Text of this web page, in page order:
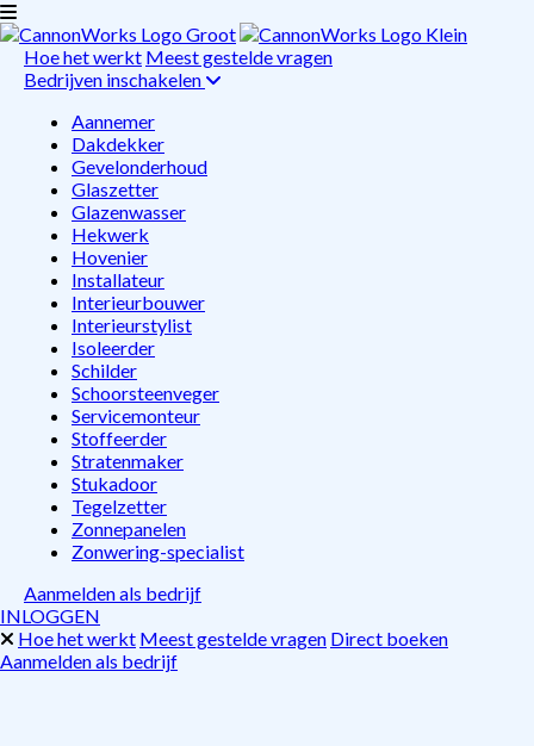
Hoe het werkt Meest gestelde vragen
Bedrijven inschakelen
Aannemer
Dakdekker
Gevelonderhoud
Glaszetter
Glazenwasser
Hekwerk
Hovenier
Installateur
Interieurbouwer
Interieurstylist
Isoleerder
Schilder
Schoorsteenveger
Servicemonteur
Stoffeerder
Stratenmaker
Stukadoor
Tegelzetter
Zonnepanelen
Zonwering-specialist
Aanmelden als bedrijf
INLOGGEN
Hoe het werkt Meest gestelde vragen Direct boeken
Aanmelden als bedrijf